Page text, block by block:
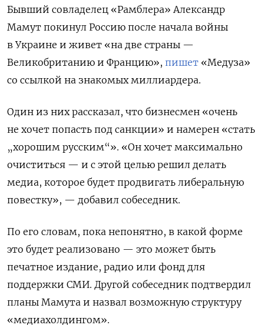
Бывший совладелец «Рамблера» Александр
Мамут покинул Россию после начала войны
в Украине и живет «на две страны —
Великобританию и Францию», пишет «Медуза»
со ссылкой на знакомых миллиардера.
Один из них рассказал, что бизнесмен «очень
не хочет попасть под санкции» и намерен «стать
„хорошим русским“». «Он хочет максимально
очиститься — и с этой целью решил делать
медиа, которое будет продвигать либеральную
повестку», — добавил собеседник.
По его словам, пока непонятно, в какой форме
это будет реализовано — это может быть
печатное издание, радио или фонд для
поддержки СМИ. Другой собеседник подтвердил
планы Мамута и назвал возможную структуру
«медиахолдингом».